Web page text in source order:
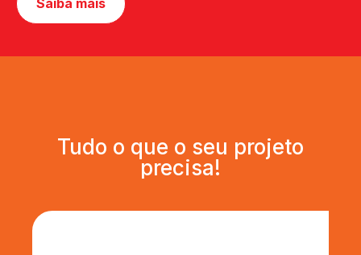
Saiba mais
Tudo o que o seu projeto
precisa!